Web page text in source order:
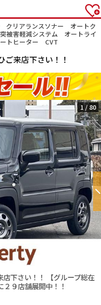
リアランスソナー オートク
被害軽減システム オートライ
トヒーター CVT
ご来店下さい！！
下さい！！ 【グループ総在
９店舗展開中！！
1/80